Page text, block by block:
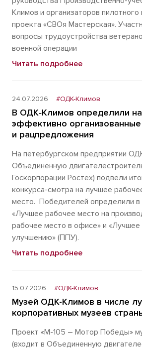
Климов и организаторов пилотного
проекта «СВОя Мастерская».
вопросы трудоустройства
военной операции
Читать подробнее
24.07.2026 #ОДК-Климов
В ОДК‑Климов определили
эффективно
и рацпредложения
На петербургском предприятии
Объединенную
Госкорпорации Ростех) подвели
конкурса-смотра на лучшее
место. Победителей определили в
«Лучшее рабочее место на
рабочее место в офисе» и
улучшению» (ППУ).
Читать подробнее
15.07.2026 #ОДК-Климов
Музей ОДК-Климов в числе
корпоративных музеев
Проект «М-105 – Мотор Победы»
(входит в Объединенную